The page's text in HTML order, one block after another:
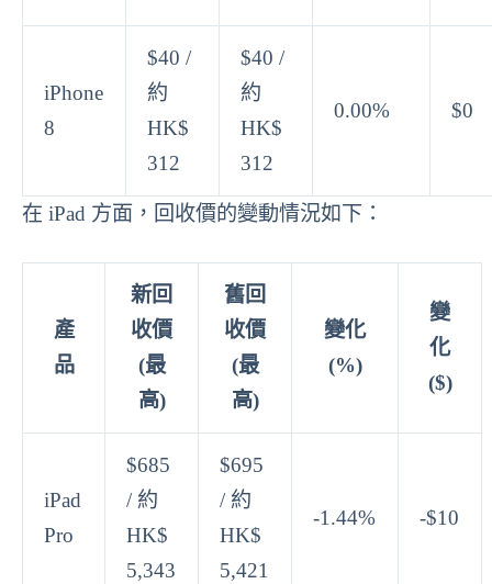
iPhone
8
$40 /
約
HK$
312
$40 /
約
HK$
312
0.00% $0
在 iPad 方面，回收價的變動情況如下：
產
品
新回
收價
(最
高)
舊回
收價
(最
高)
變化
(%)
變
化
($)
iPad
Pro
$685
/ 約
HK$
5,343
$695
/ 約
HK$
5,421
-1.44% -$10